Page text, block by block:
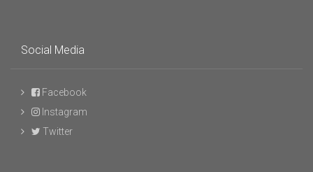
Social Media
Facebook
Instagram
Twitter